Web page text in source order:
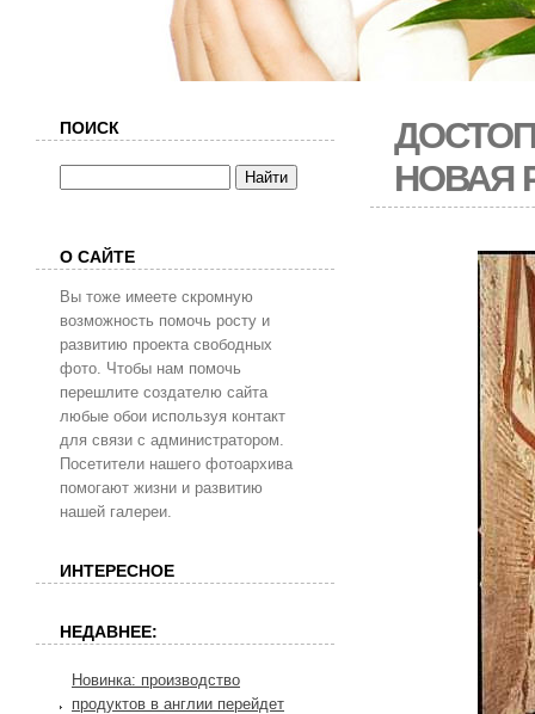
НОВАЯ
ПОИСК
О САЙТЕ
Вы тоже имеете скромную
возможность помочь росту и
развитию проекта свободных
фото. Чтобы нам помочь
перешлите создателю сайта
любые обои используя контакт
для связи с администратором.
Посетители нашего фотоархива
помогают жизни и развитию
нашей галереи.
ИНТЕРЕСНОЕ
НЕДАВНЕЕ:
Новинка: производство
продуктов в англии перейдет